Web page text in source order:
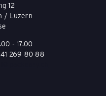
12
/ Luzern
- 17.00
41 269 80 88